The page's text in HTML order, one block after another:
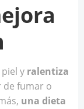
y ralentiza
de fumar o
una dieta